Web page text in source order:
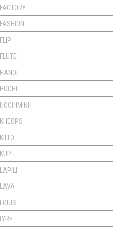
FACTORY
FASHION
FLIP
FLUTE
HANOI
HOCHI
HOCHIMINH
KHEOPS
KILTO
KUP
LAPILI
LAVA
LOUIS
LYRE